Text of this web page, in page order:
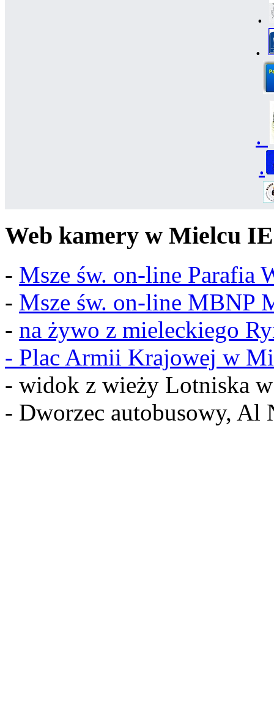
.
.
.
.
Web kamery w Mielcu IE
- Msze św. on-line Parafia
- Msze św. on-line MBNP
- na żywo z mieleckiego
- Plac Armii Krajowej w
- widok z wieży Lotniska
- Dworzec autobusowy, Al